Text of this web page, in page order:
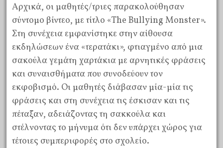
Αρχικά, οι μαθητές/τριες παρακολούθησαν
σύντομο βίντεο, με τίτλο «The Bullying Monster».
Στη συνέχεια εμφανίστηκε στην αίθουσα
εκδηλώσεων ένα «τερατάκι», φτιαγμένο από μια
σακούλα γεμάτη χαρτάκια με αρνητικές φράσεις
και συναισθήματα που συνοδεύουν τον
εκφοβισμό. Οι μαθητές διάβασαν μία-μία τις
φράσεις και στη συνέχεια τις έσκισαν και τις
πέταξαν, αδειάζοντας τη σακκούλα και
στέλνοντας το μήνυμα ότι δεν υπάρχει χώρος για
τέτοιες συμπεριφορές στο σχολείο.